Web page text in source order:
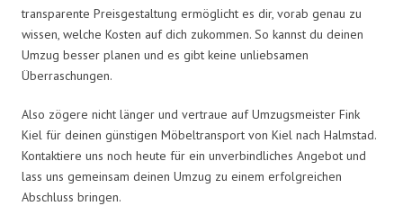
transparente Preisgestaltung ermöglicht es dir, vorab genau zu
wissen, welche Kosten auf dich zukommen. So kannst du deinen
Umzug besser planen und es gibt keine unliebsamen
Überraschungen.
Also zögere nicht länger und vertraue auf Umzugsmeister Fink
Kiel für deinen günstigen Möbeltransport von Kiel nach Halmstad.
Kontaktiere uns noch heute für ein unverbindliches Angebot und
lass uns gemeinsam deinen Umzug zu einem erfolgreichen
Abschluss bringen.